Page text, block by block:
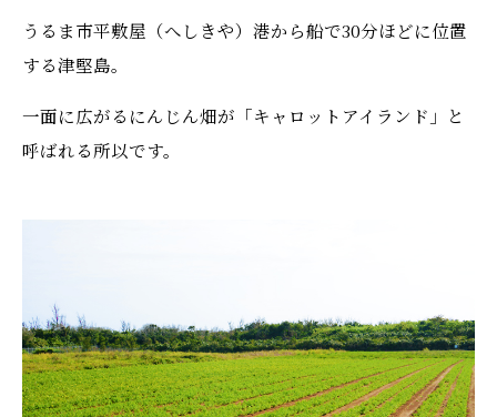
うるま市平敷屋（へしきや）港から船で30分ほどに位置
する津堅島。
一面に広がるにんじん畑が「キャロットアイランド」と
呼ばれる所以です。